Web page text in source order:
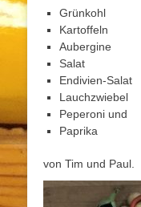
Grünkohl
Kartoffeln
Aubergine
Salat
Endivien-Salat
Lauchzwiebel
Peperoni und
Paprika
von Tim und Paul.